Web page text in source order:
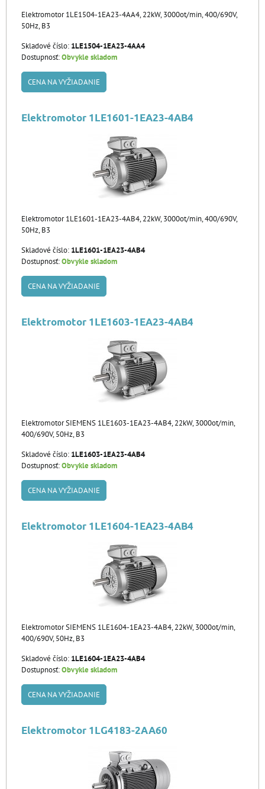
Elektromotor 1LE1504-1EA23-4AA4, 22kW, 3000ot/min, 400/690V,
50Hz, B3
Skladové číslo: 1LE1504-1EA23-4AA4
Dostupnosť:Obvykle skladom
CENA NA VYŽIADANIE
Elektromotor 1LE1601-1EA23-4AB4
Elektromotor 1LE1601-1EA23-4AB4, 22kW, 3000ot/min, 400/690V,
50Hz, B3
Skladové číslo: 1LE1601-1EA23-4AB4
Dostupnosť:Obvykle skladom
CENA NA VYŽIADANIE
Elektromotor 1LE1603-1EA23-4AB4
Elektromotor SIEMENS 1LE1603-1EA23-4AB4, 22kW, 3000ot/min,
400/690V, 50Hz, B3
Skladové číslo: 1LE1603-1EA23-4AB4
Dostupnosť:Obvykle skladom
CENA NA VYŽIADANIE
Elektromotor 1LE1604-1EA23-4AB4
Elektromotor SIEMENS 1LE1604-1EA23-4AB4, 22kW, 3000ot/min,
400/690V, 50Hz, B3
Skladové číslo: 1LE1604-1EA23-4AB4
Dostupnosť:Obvykle skladom
CENA NA VYŽIADANIE
Elektromotor 1LG4183-2AA60